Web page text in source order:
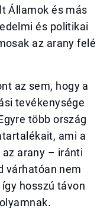
Államok és más
és politikai
az arany felé
az sem, hogy a
tevékenysége
több ország
ami a
arany – iránti
várhatóan nem
hosszú távon